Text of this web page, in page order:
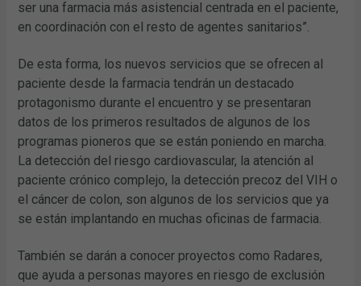
ser una farmacia más asistencial centrada en el paciente,
en coordinación con el resto de agentes sanitarios”.
De esta forma, los nuevos servicios que se ofrecen al
paciente desde la farmacia tendrán un destacado
protagonismo durante el encuentro y se presentaran
datos de los primeros resultados de algunos de los
programas pioneros que se están poniendo en marcha.
La detección del riesgo cardiovascular, la atención al
paciente crónico complejo, la detección precoz del VIH o
el cáncer de colon, son algunos de los servicios que ya
se están implantando en muchas oficinas de farmacia.
También se darán a conocer proyectos como Radares,
que ayuda a personas mayores en riesgo de exclusión